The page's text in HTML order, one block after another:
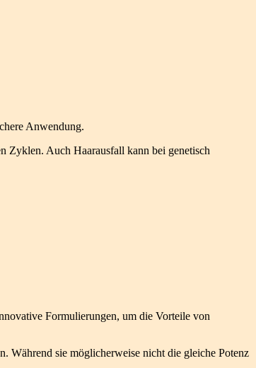
Anwendung.
Zyklen. Auch Haarausfall kann bei genetisch
Formulierungen, um die Vorteile von
Während sie möglicherweise nicht die gleiche Potenz